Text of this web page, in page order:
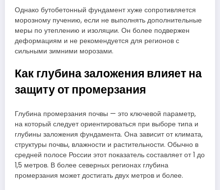
Однако бутобетонный фундамент хуже сопротивляется
морозному пучению, если не выполнять дополнительные
меры по утеплению и изоляции. Он более подвержен
деформациям и не рекомендуется для регионов с
сильными зимними морозами.
Как глубина заложения влияет на
защиту от промерзания
Глубина промерзания почвы — это ключевой параметр,
на который следует ориентироваться при выборе типа и
глубины заложения фундамента. Она зависит от климата,
структуры почвы, влажности и растительности. Обычно в
средней полосе России этот показатель составляет от 1 до
1,5 метров. В более северных регионах глубина
промерзания может достигать двух метров и более.